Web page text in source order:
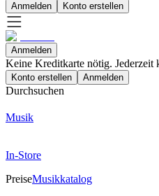
Anmelden Konto erstellen
Anmelden
Keine Kreditkarte nötig. Jederzeit
Konto erstellen Anmelden
Durchsuchen
Musik
In-Store
PreiseMusikkatalog